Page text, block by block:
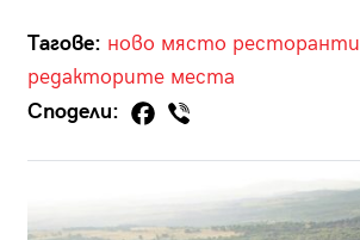
Тагове: ново място ресторанти
редакторите места
Сподели: